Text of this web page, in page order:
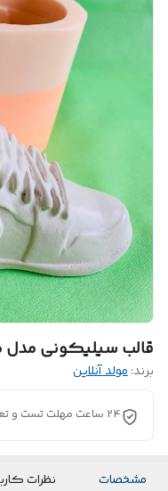
قالب سیلیکونی
برند:مولد آنلاین
24 ساعت مهلت تست و تعویض
مشخصات نظرات